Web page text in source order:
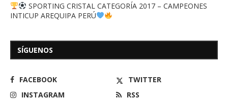
SPORTING CRISTAL CATEGORÍA 2017 – CAMPEONES
INTICUP AREQUIPA PERÚ
SÍGUENOS
FACEBOOK
TWITTER
INSTAGRAM
RSS